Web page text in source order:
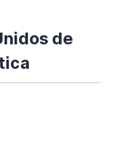
de